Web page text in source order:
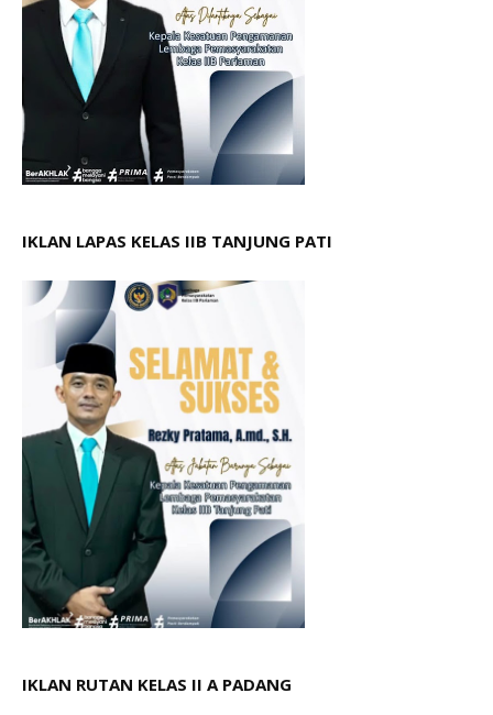
IKLAN LAPAS KELAS IIB TANJUNG PATI
IKLAN RUTAN KELAS II A PADANG